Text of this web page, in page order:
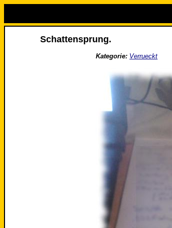
Schattensprung.
Kategorie: Verrueckt